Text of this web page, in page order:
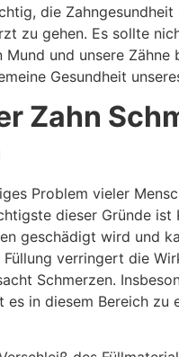
die
zu gehen. Es sollte
und unsere
Gesundheit
Zahn
Problem vieler
dieser Gründe ist
geschädigt wird und
verringert die
Schmerzen.
in diesem Bereich zu